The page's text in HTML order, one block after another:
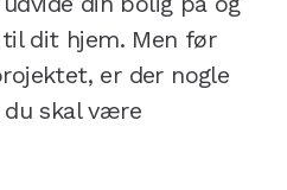
dit hjem. Men før
er der nogle
du skal være